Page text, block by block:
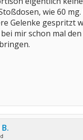
wie 60
Gelenke gespritzt
mir schon mal